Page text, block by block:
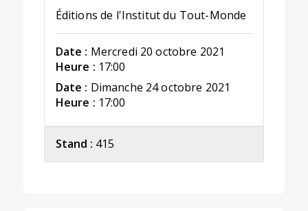
Éditions de l'Institut du Tout-Monde
Date : Mercredi 20 octobre 2021
Heure : 17:00
Date : Dimanche 24 octobre 2021
Heure : 17:00
Stand : 415